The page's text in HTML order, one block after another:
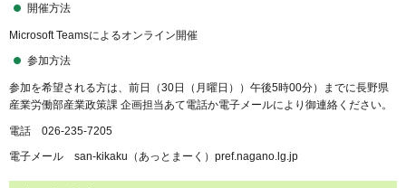
開催方法
Microsoft Teamsによるオンライン開催
参加方法
参加を希望される方は、前日（30日（月曜日））午後5時00分）までに長野県
産業労働部産業政策課 企画担当あて電話か電子メールにより御連絡ください。
電話 026-235-7205
電子メール san-kikaku（あっとまーく）pref.nagano.lg.jp